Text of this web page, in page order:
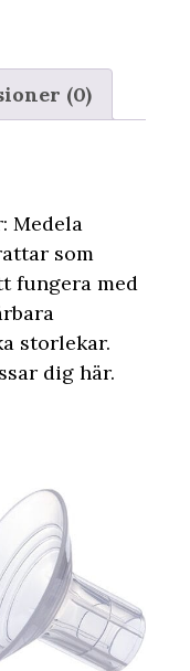
(0)
Medela
som
fungera med
storlekar.
dig här.